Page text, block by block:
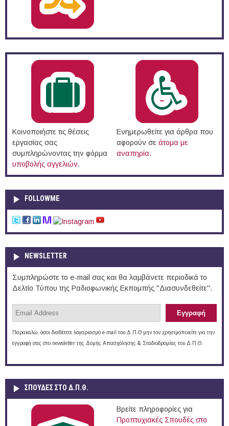
Κοινοποιήστε τις θέσεις
εργασίας σας
συμπληρώνοντας την φόρμα
υποβολής αγγελιών.
Ενημερωθείτε για άρθρα που
αφορούν σε άτομα με
αναπηρία.
FOLLOWME
NEWSLETTER
Συμπληρώστε το e-mail σας και θα λαμβάνετε περιοδικά το
Δελτίο Τύπου της Ραδιοφωνικής Εκπομπής "Διασυνδεθείτε".
Παρακαλώ, όσοι διαθέτετε λογαριασμό e-mail του Δ.Π.Θ μην τον χρησιμοποιείτε για την
εγγραφή σας στο newsletter της Δομής Απασχόλησης & Σταδιοδρομίας του Δ.Π.Θ.
ΣΠΟΥΔΈΣ ΣΤΟ Δ.Π.Θ.
Βρείτε πληροφορίες για
Προπτυχιακές Σπουδές στο